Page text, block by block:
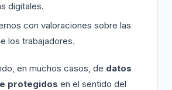
digitales.
con valoraciones sobre las
los trabajadores.
en muchos casos, de datos
protegidos en el sentido del